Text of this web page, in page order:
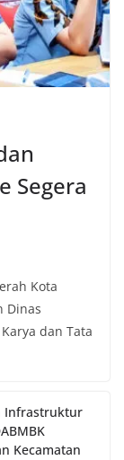
Segera
Kota
Dinas
dan Tata
Infrastruktur
Kecamatan